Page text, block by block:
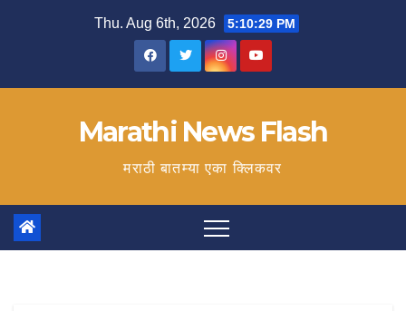
Thu. Aug 6th, 2026 5:10:30 PM
Marathi News Flash
मराठी बातम्या एका क्लिकवर